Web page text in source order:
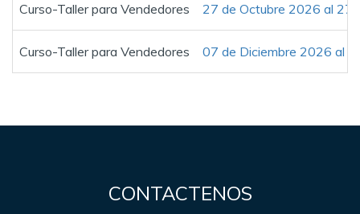
Curso-Taller para Vendedores 27 de Octubre 2026 al 27
Curso-Taller para Vendedores 07 de Diciembre 2026 al
CONTACTENOS